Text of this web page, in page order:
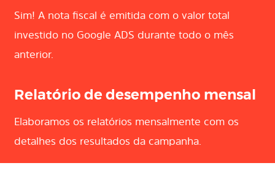
Sim! A nota fiscal é emitida com o valor total
investido no Google ADS durante todo o mês
anterior.
Relatório de desempenho mensal
Elaboramos os relatórios mensalmente com os
detalhes dos resultados da campanha.